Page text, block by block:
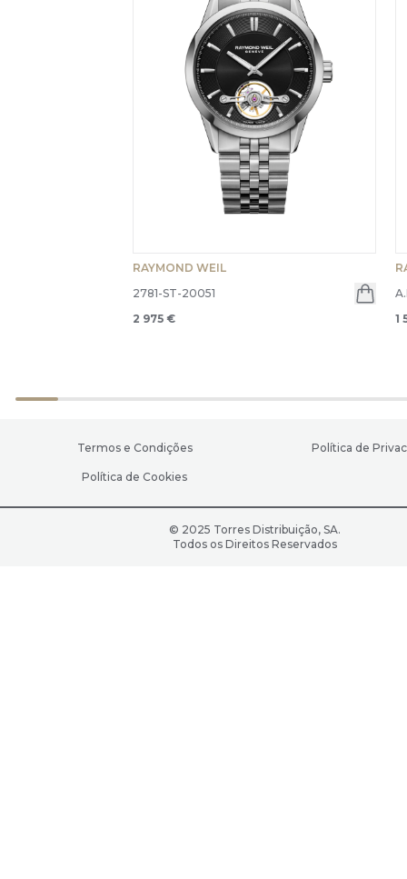
RAYMOND WEIL
2781-ST-20051
2 975 €
1
Termos e Condições Política de
Política de Cookies
© 2025 Torres Distribuição, SA.
Todos os Direitos Reservados